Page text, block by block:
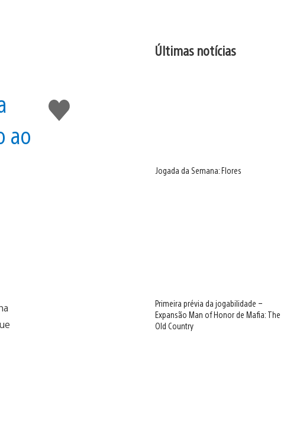
Curtir
ao
Últimas notícias
Jogada da Semana: Flores
Primeira prévia da jogabilidade –
Expansão Man of Honor de Mafia: The
Old Country